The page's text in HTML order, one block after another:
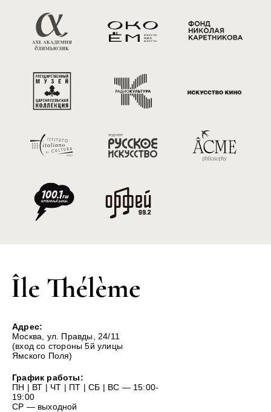
Адрес:
Москва, ул. Правды, 24/11
(вход со стороны 5й улицы
Ямского Поля)
График работы:
ПН | ВТ | ЧТ | ПТ | СБ | ВС — 15:00-
19:00
СР — выходной